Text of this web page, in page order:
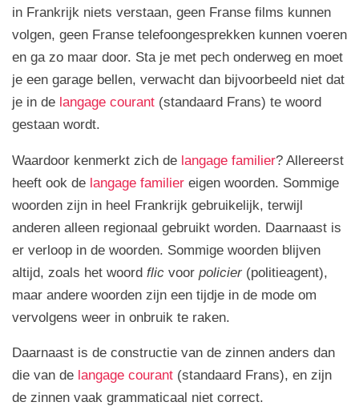
in Frankrijk niets verstaan, geen Franse films kunnen
volgen, geen Franse telefoongesprekken kunnen voeren
en ga zo maar door. Sta je met pech onderweg en moet
je een garage bellen, verwacht dan bijvoorbeeld niet dat
je in de langage courant (standaard Frans) te woord
gestaan wordt.
Waardoor kenmerkt zich de langage familier? Allereerst
heeft ook de langage familier eigen woorden. Sommige
woorden zijn in heel Frankrijk gebruikelijk, terwijl
anderen alleen regionaal gebruikt worden. Daarnaast is
er verloop in de woorden. Sommige woorden blijven
altijd, zoals het woord flic voor policier (politieagent),
maar andere woorden zijn een tijdje in de mode om
vervolgens weer in onbruik te raken.
Daarnaast is de constructie van de zinnen anders dan
die van de langage courant (standaard Frans), en zijn
de zinnen vaak grammaticaal niet correct.